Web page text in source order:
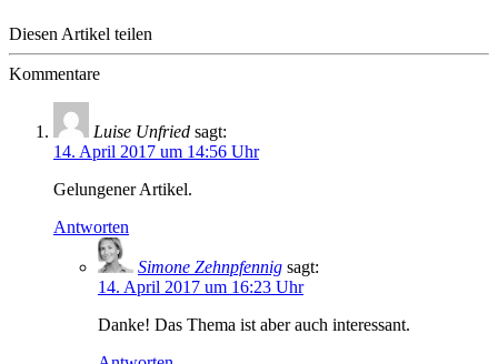
Diesen Artikel teilen
Kommentare
Luise Unfried sagt:
14. April 2017 um 14:56 Uhr
Gelungener Artikel.
Antworten
Simone Zehnpfennig sagt:
14. April 2017 um 16:23 Uhr
Danke! Das Thema ist aber auch interessant.